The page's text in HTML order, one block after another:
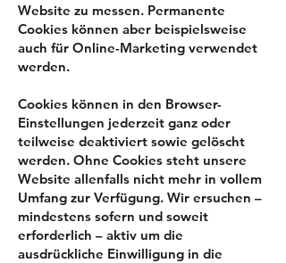
Website zu messen. Permanente
Cookies können aber beispielsweise
auch für Online-Marketing verwendet
werden.
Cookies können in den Browser-
Einstellungen jederzeit ganz oder
teilweise deaktiviert sowie gelöscht
werden. Ohne Cookies steht unsere
Website allenfalls nicht mehr in vollem
Umfang zur Verfügung. Wir ersuchen –
mindestens sofern und soweit
erforderlich – aktiv um die
ausdrückliche Einwilligung in die